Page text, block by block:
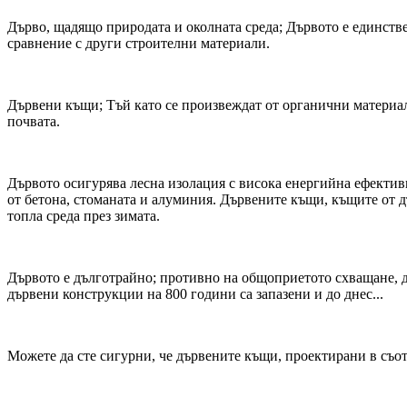
Дърво, щадящо природата и околната среда; Дървото е
сравнение с други строителни материали.
Дървени къщи; Тъй като се произвеждат от органични
почвата.
Дървото осигурява лесна изолация с висока енергийна
от бетона, стоманата и алуминия. Дървените къщи, къщите от
топла среда през зимата.
Дървото е дълготрайно; противно на общоприетото схващане,
дървени конструкции на 800 години са запазени и до днес...
Можете да сте сигурни, че дървените къщи, проектирани в